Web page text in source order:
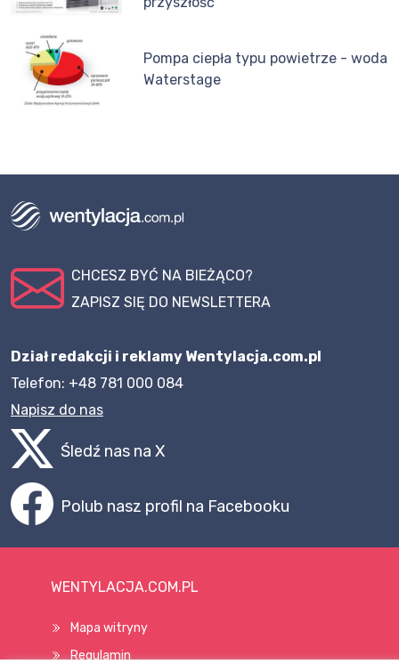
Pompa ciepła typu powietrze - woda
Waterstage
CHCESZ BYĆ NA BIEŻĄCO?
ZAPISZ SIĘ DO NEWSLETTERA
Dział redakcji i reklamy Wentylacja.com.pl
Telefon: +48 781 000 084
Napisz do nas
Śledź nas na X
Polub nasz profil na Facebooku
WENTYLACJA.COM.PL
Mapa witryny
Regulamin